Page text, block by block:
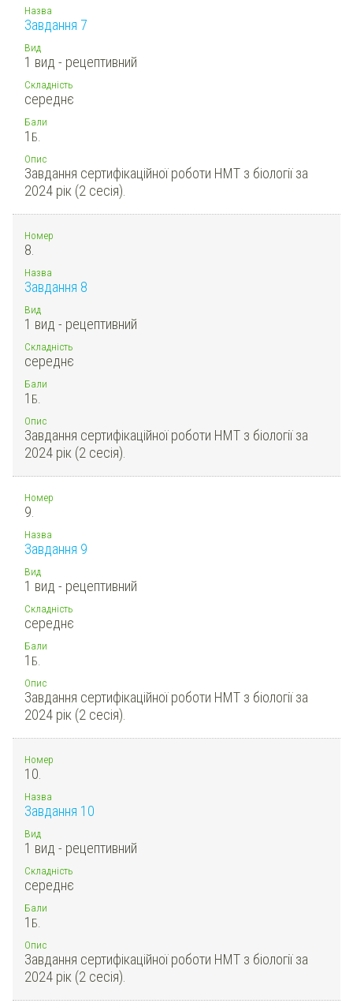
Назва
Завдання 7
Вид
1 вид - рецептивний
Складність
середнє
Бали
1 Б.
Опис
Завдання сертифікаційної роботи НМТ з біології за
2024 рік (2 сесія).
Номер
8.
Назва
Завдання 8
Вид
1 вид - рецептивний
Складність
середнє
Бали
1 Б.
Опис
Завдання сертифікаційної роботи НМТ з біології за
2024 рік (2 сесія).
Номер
9.
Назва
Завдання 9
Вид
1 вид - рецептивний
Складність
середнє
Бали
1 Б.
Опис
Завдання сертифікаційної роботи НМТ з біології за
2024 рік (2 сесія).
Номер
10.
Назва
Завдання 10
Вид
1 вид - рецептивний
Складність
середнє
Бали
1 Б.
Опис
Завдання сертифікаційної роботи НМТ з біології за
2024 рік (2 сесія).